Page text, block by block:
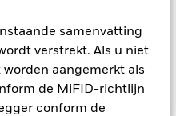
samenvatting
verstrekt. Als u niet
aangemerkt als
de MiFID-richtlijn
conform de
verhoogt, is deze niet in
Toon minder